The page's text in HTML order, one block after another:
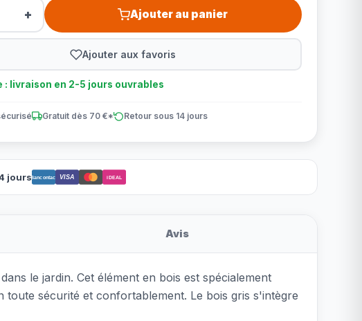
+ Ajouter au panier
Ajouter aux favoris
: livraison en 2-5 jours ouvrables
Gratuit dès 70 €* Retour sous 14 jours
joursBancontact VISA iDEAL
Avis
le jardin. Cet élément en bois est spécialement
sécurité et confortablement. Le bois gris s'intègre